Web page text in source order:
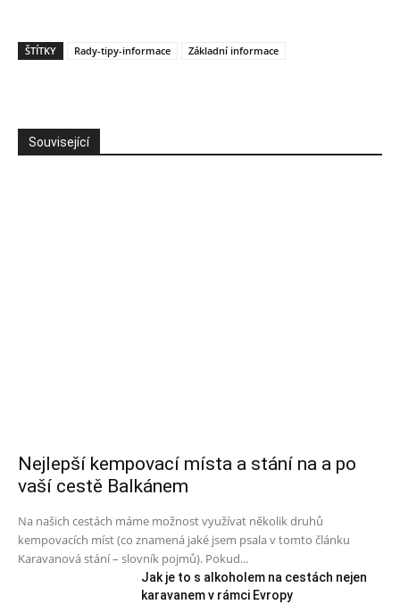
ŠTÍTKY Rady-tipy-informace Základní informace
Související
Nejlepší kempovací místa a stání na a po
vaší cestě Balkánem
Na našich cestách máme možnost využívat několik druhů
kempovacích míst (co znamená jaké jsem psala v tomto článku
Karavanová stání – slovník pojmů). Pokud...
Jak je to s alkoholem na cestách nejen
karavanem v rámci Evropy